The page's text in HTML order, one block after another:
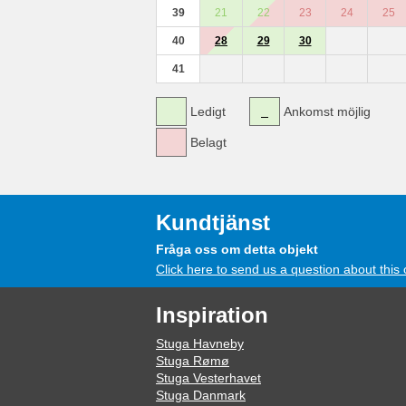
39 21 22 23 24 25
40 28 29 30
41
Ledigt
Belagt
Ankomst möjlig
Kundtjänst
Fråga oss om detta objekt
Click here to send us a question about this
Inspiration
Stuga Havneby
Stuga Rømø
Stuga Vesterhavet
Stuga Danmark